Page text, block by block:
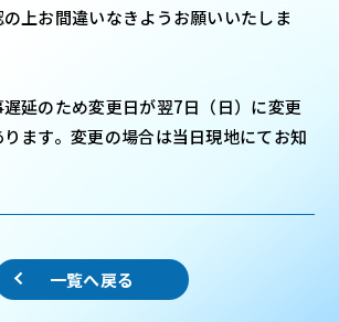
上お間違いなきようお願いいたしま
延のため変更日が翌7日（日）に変更
ます。変更の場合は当日現地にてお知
一覧へ戻る